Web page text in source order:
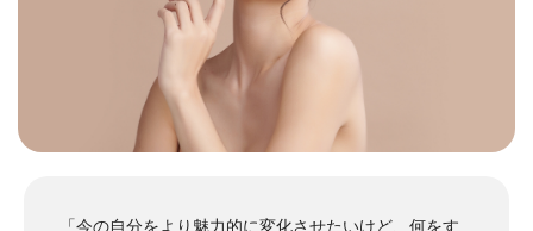
「今の自分をより魅力的に変化させたいけど、何をす